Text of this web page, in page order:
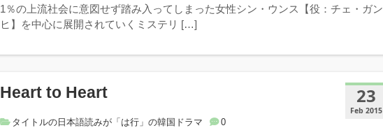
1％の上流社会に意図せず踏み入ってしまった女性シン・ウンス【役：チェ・ガン
ヒ】を中心に展開されていくミステリ […]
23
Feb 2015
Heart to Heart
タイトルの日本語読みが「は行」の韓国ドラマ 0